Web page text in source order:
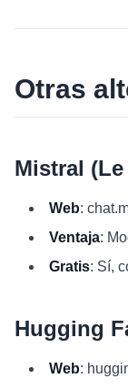
Otras
Mistral (Le
Web:
Ventaja:
Gratis: Sí,
Hugging
Web: